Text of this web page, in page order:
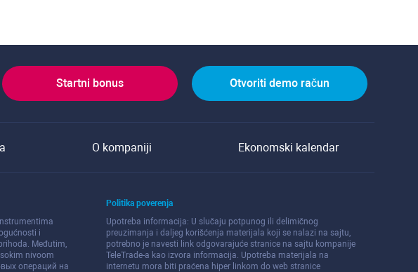
Startni bonus Otvoriti demo račun
O kompaniji Ekonomski kalendar
i
Međutim,
nivoom
операций на
Politika poverenja
Upotreba informacija: U slučaju potpunog ili delimičnog
preuzimanja i daljeg korišćenja materijala koji se nalazi na sajtu,
potrebno je navesti link odgovarajuće stranice na sajtu kompanije
TeleTrade-a kao izvora informacija. Upotreba materijala na
internetu mora biti praćena hiper linkom do web stranice